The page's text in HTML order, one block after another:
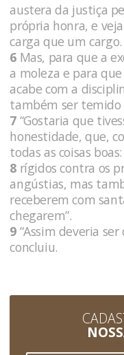
austera da justiça
própria honra, e
carga que um cargo.
6 Mas, para que a
a moleza e para
acabe com a
também ser temido
7 “Gostaria que
honestidade, que,
todas as coisas boas:
8 rígidos contra os
angústias, mas
receberem com
chegarem”.
9 “Assim deveria
concluiu.